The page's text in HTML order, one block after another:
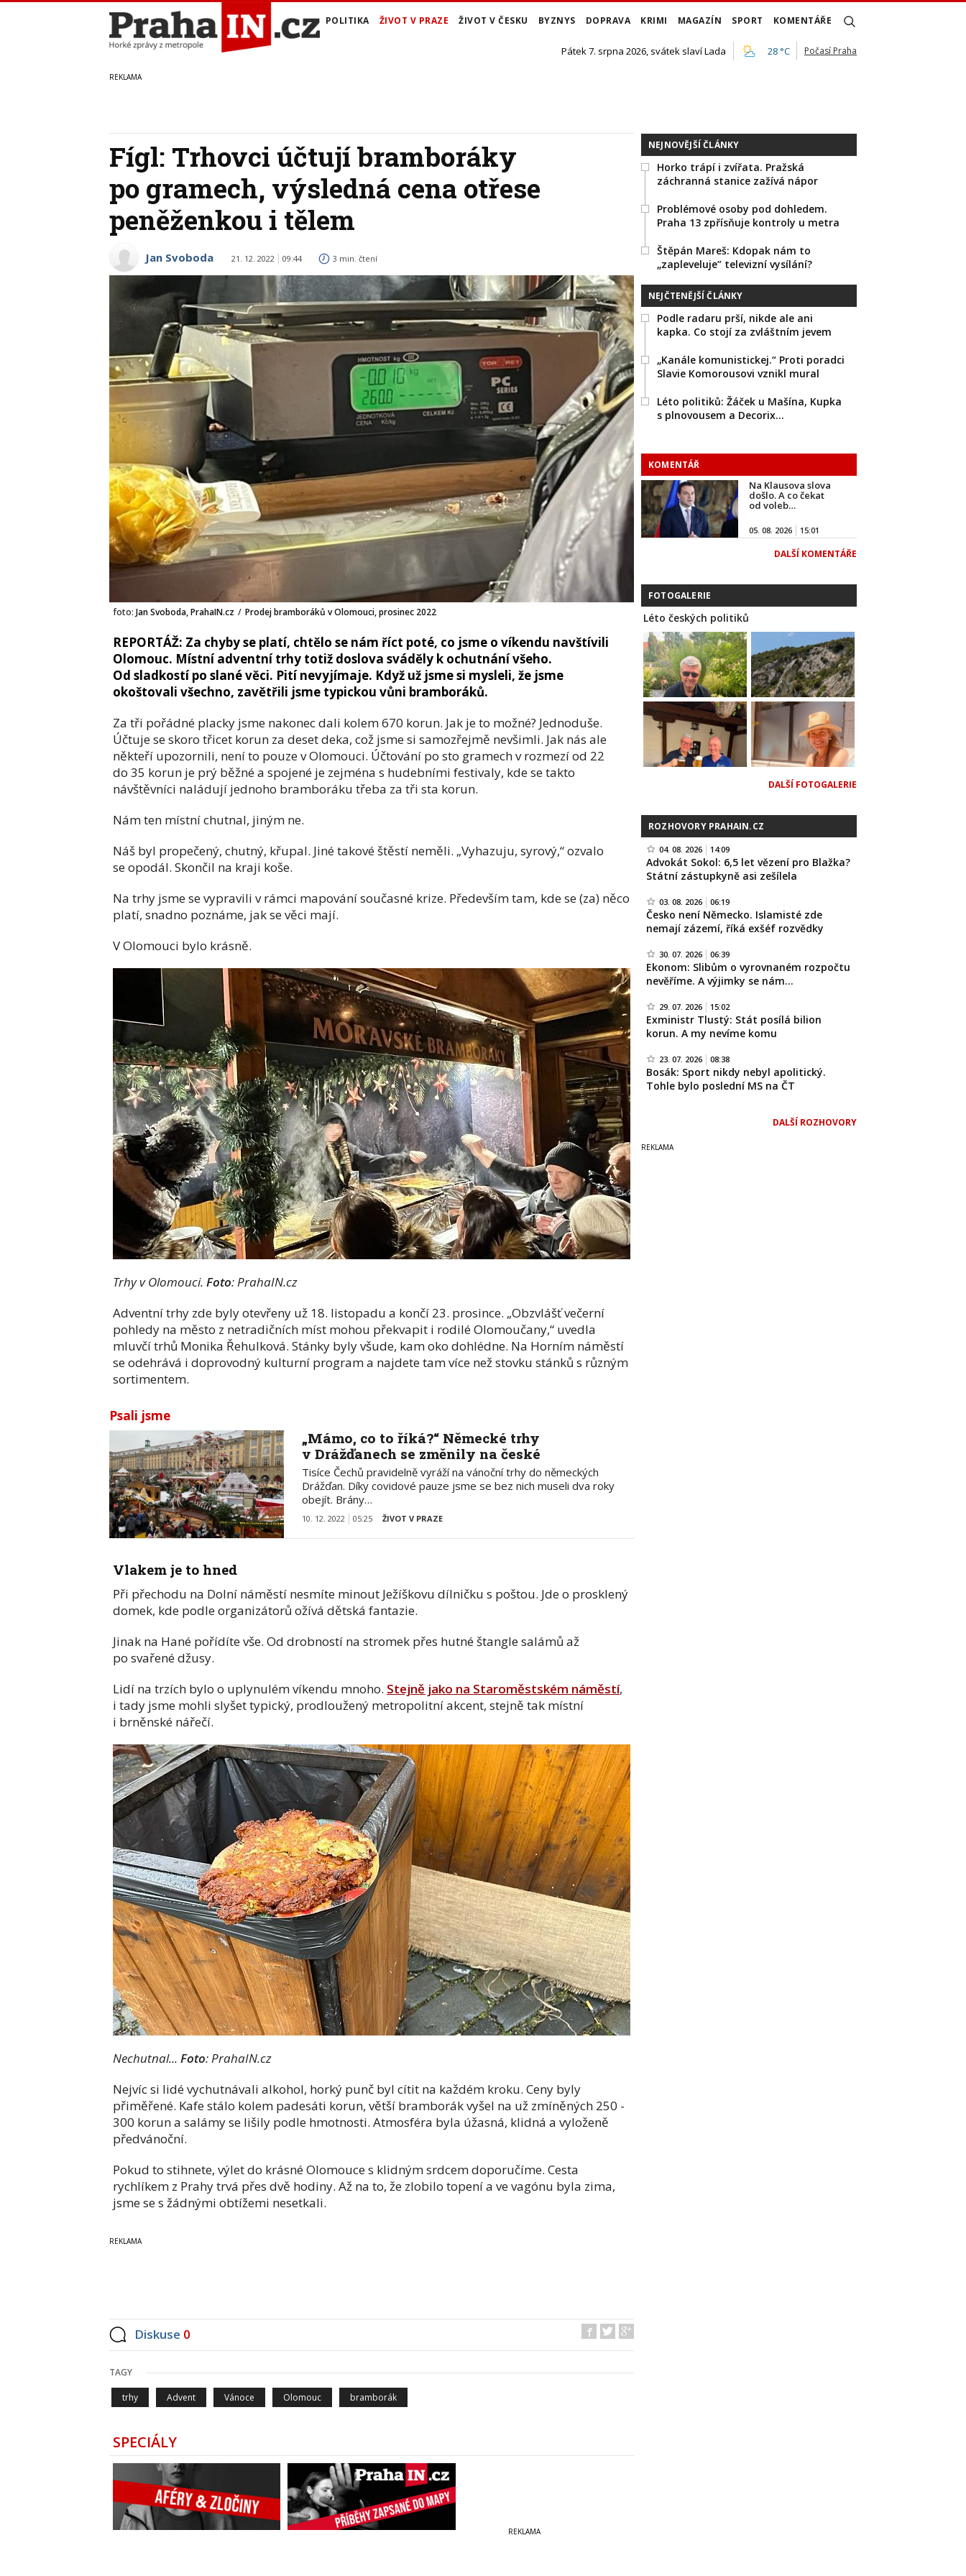
POLITIKA ŽIVOT V PRAZE ŽIVOT V ČESKU BYZNYS DOPRAVA KRIMI MAGAZÍN SPORT KOMENTÁŘE
Pátek 7. srpna 2026, svátek slaví Lada 28 °C Počasí Praha
Fígl: Trhovci účtují bramboráky
po gramech, výsledná cena otřese
peněženkou i tělem
Jan Svoboda 21. 12. 2022 09:44 3 min. čtení
foto: Jan Svoboda, PrahaIN.cz / Prodej bramboráků v Olomouci, prosinec 2022
REPORTÁŽ: Za chyby se platí, chtělo se nám říct poté, co jsme o víkendu navštívili
Olomouc. Místní adventní trhy totiž doslova sváděly k ochutnání všeho.
Od sladkostí po slané věci. Pití nevyjímaje. Když už jsme si mysleli, že jsme
okoštovali všechno, zavětřili jsme typickou vůni bramboráků.
Za tři pořádné placky jsme nakonec dali kolem 670 korun. Jak je to možné? Jednoduše.
Účtuje se skoro třicet korun za deset deka, což jsme si samozřejmě nevšimli. Jak nás ale
někteří upozornili, není to pouze v Olomouci. Účtování po sto gramech v rozmezí od 22
do 35 korun je prý běžné a spojené je zejména s hudebními festivaly, kde se takto
návštěvníci naládují jednoho bramboráku třeba za tři sta korun.
Nám ten místní chutnal, jiným ne.
Náš byl propečený, chutný, křupal. Jiné takové štěstí neměli. „Vyhazuju, syrový,“ ozvalo
se opodál. Skončil na kraji koše.
Na trhy jsme se vypravili v rámci mapování současné krize. Především tam, kde se (za) něco
platí, snadno poznáme, jak se věci mají.
V Olomouci bylo krásně.
Trhy v Olomouci. Foto: PrahaIN.cz
Adventní trhy zde byly otevřeny už 18. listopadu a končí 23. prosince. „Obzvlášť večerní
pohledy na město z netradičních míst mohou překvapit i rodilé Olomoučany,“ uvedla
mluvčí trhů Monika Řehulková. Stánky byly všude, kam oko dohlédne. Na Horním náměstí
se odehrává i doprovodný kulturní program a najdete tam více než stovku stánků s různým
sortimentem.
Psali jsme
„Mámo, co to říká?“ Německé trhy
v Drážďanech se změnily na české
Tisíce Čechů pravidelně vyráží na vánoční trhy do německých
Drážďan. Díky covidové pauze jsme se bez nich museli dva roky
obejít. Brány…
10. 12. 2022 05:25 ŽIVOT V PRAZE
Vlakem je to hned
Při přechodu na Dolní náměstí nesmíte minout Ježíškovu dílničku s poštou. Jde o prosklený
domek, kde podle organizátorů ožívá dětská fantazie.
Jinak na Hané pořídíte vše. Od drobností na stromek přes hutné štangle salámů až
po svařené džusy.
Lidí na trzích bylo o uplynulém víkendu mnoho. Stejně jako na Staroměstském náměstí,
i tady jsme mohli slyšet typický, prodloužený metropolitní akcent, stejně tak místní
i brněnské nářečí.
Nechutnal... Foto: PrahaIN.cz
Nejvíc si lidé vychutnávali alkohol, horký punč byl cítit na každém kroku. Ceny byly
přiměřené. Kafe stálo kolem padesáti korun, větší bramborák vyšel na už zmíněných 250 -
300 korun a salámy se lišily podle hmotnosti. Atmosféra byla úžasná, klidná a vyloženě
předvánoční.
Pokud to stihnete, výlet do krásné Olomouce s klidným srdcem doporučíme. Cesta
rychlíkem z Prahy trvá přes dvě hodiny. Až na to, že zlobilo topení a ve vagónu byla zima,
jsme se s žádnými obtížemi nesetkali.
Diskuse 0
TAGY
trhy Advent Vánoce Olomouc bramborák
SPECIÁLY
NEJNOVĚJŠÍ ČLÁNKY
Horko trápí i zvířata. Pražská
záchranná stanice zažívá nápor
Problémové osoby pod dohledem.
Praha 13 zpřísňuje kontroly u metra
Štěpán Mareš: Kdopak nám to
„zapleveluje” televizní vysílání?
NEJČTENĚJŠÍ ČLÁNKY
Podle radaru prší, nikde ale ani
kapka. Co stojí za zvláštním jevem
„Kanále komunistickej.“ Proti poradci
Slavie Komorousovi vznikl mural
Léto politiků: Žáček u Mašína, Kupka
s plnovousem a Decorix…
KOMENTÁŘ
Na Klausova slova
došlo. A co čekat
od voleb…
05. 08. 2026 15:01
DALŠÍ KOMENTÁŘE
FOTOGALERIE
Léto českých politiků
DALŠÍ FOTOGALERIE
ROZHOVORY PRAHAIN.CZ
04. 08. 2026 14:09
Advokát Sokol: 6,5 let vězení pro Blažka?
Státní zástupkyně asi zešílela
03. 08. 2026 06:19
Česko není Německo. Islamisté zde
nemají zázemí, říká exšéf rozvědky
30. 07. 2026 06:39
Ekonom: Slibům o vyrovnaném rozpočtu
nevěříme. A výjimky se nám…
29. 07. 2026 15:02
Exministr Tlustý: Stát posílá bilion
korun. A my nevíme komu
23. 07. 2026 08:38
Bosák: Sport nikdy nebyl apolitický.
Tohle bylo poslední MS na ČT
DALŠÍ ROZHOVORY